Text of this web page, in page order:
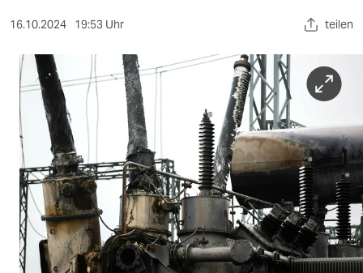
nord
wahrheit
verlag
verlag
veranstaltungen
shop
fragen & hilfe
unterstützen
16.10.2024 19:53 Uhr teilen